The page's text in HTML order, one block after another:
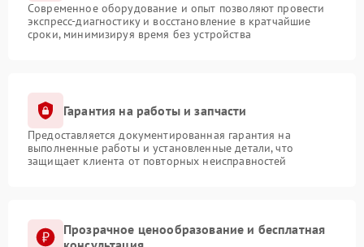
Современное оборудование и опыт позволяют провести
экспресс-диагностику и восстановление в кратчайшие
сроки, минимизируя время без устройства
Гарантия на работы и запчасти
Предоставляется документированная гарантия на
выполненные работы и установленные детали, что
защищает клиента от повторных неисправностей
Прозрачное ценообразование и бесплатная